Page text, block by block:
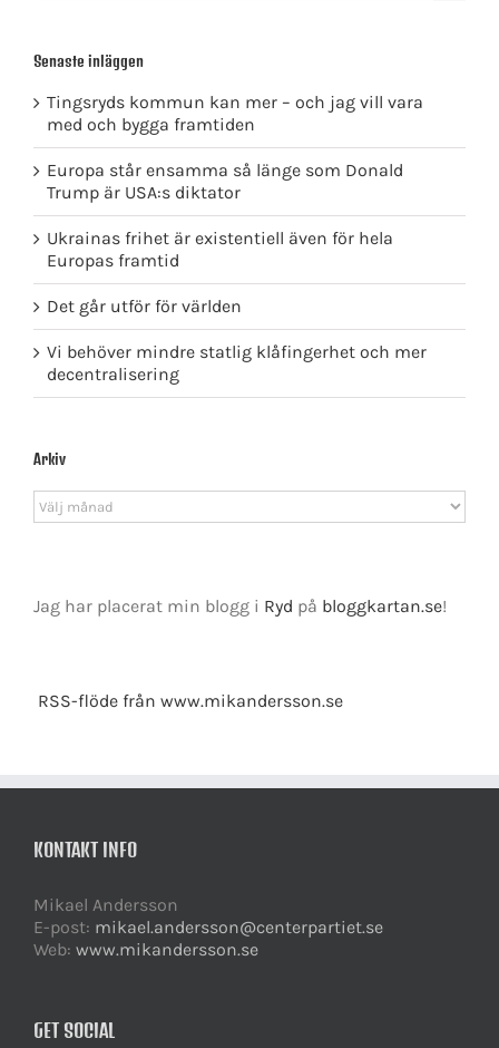
Senaste inläggen
Tingsryds kommun kan mer – och jag vill vara
med och bygga framtiden
Europa står ensamma så länge som Donald
Trump är USA:s diktator
Ukrainas frihet är existentiell även för hela
Europas framtid
Det går utför för världen
Vi behöver mindre statlig klåfingerhet och mer
decentralisering
Arkiv
Arkiv
Jag har placerat min blogg i Ryd på bloggkartan.se!
RSS-flöde från www.mikandersson.se
KONTAKT INFO
Mikael Andersson
E-post: mikael.andersson@centerpartiet.se
Web: www.mikandersson.se
GET SOCIAL